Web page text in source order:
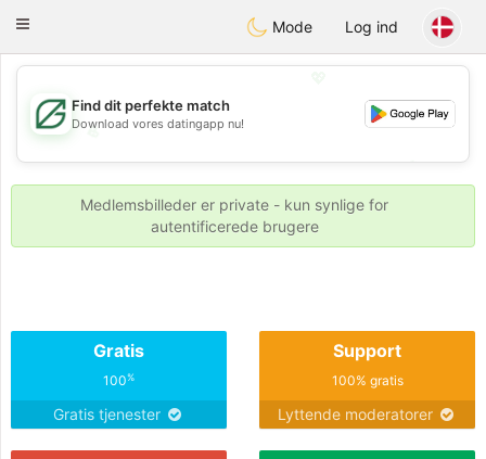
GulfDating
Toggle
Mode Log ind
💖
💕
💕
Find dit perfekte match
Download vores datingapp nu!
Medlemsbilleder er private - kun synlige for
autentificerede brugere
Gratis
100%
Gratis tjenester
Support
100% gratis
Lyttende moderatorer